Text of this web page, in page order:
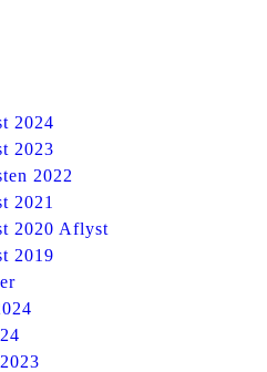
2024
2023
2022
2021
2020 Aflyst
2019